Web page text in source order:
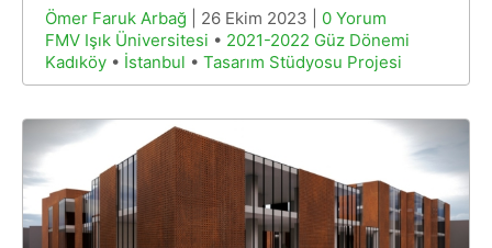
Ömer Faruk Arbağ | 26 Ekim 2023 | 0 Yorum
FMV Işık Üniversitesi • 2021-2022 Güz Dönemi
Kadıköy • İstanbul • Tasarım Stüdyosu Projesi